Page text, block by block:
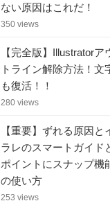
ない原因はこれだ！
350 views
【完全版】Illustratorア
トライン解除方法！文
も復活！！
280 views
【重要】ずれる原因と
ラレのスマートガイド
ポイントにスナップ機
の使い方
253 views